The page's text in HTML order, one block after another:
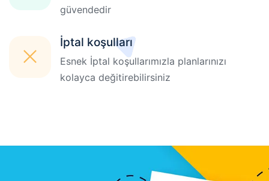
güvendedir
İptal koşulları
Esnek İptal koşullarımızla planlarınızı
kolayca değitirebilirsiniz